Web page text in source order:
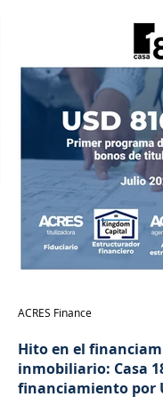
Hito en el
inmobiliario: Casa
financiamiento por
ACRES Finance